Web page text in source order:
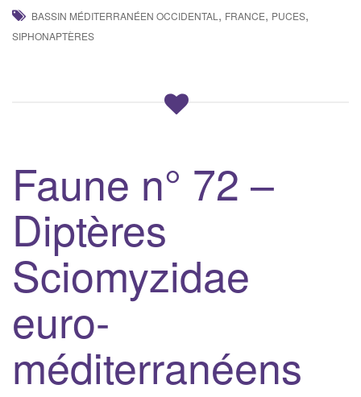
BASSIN MÉDITERRANÉEN OCCIDENTAL , FRANCE, PUCES,
SIPHONAPTÈRES
Faune n° 72 –
Diptères
Sciomyzidae
euro-
méditerranéens